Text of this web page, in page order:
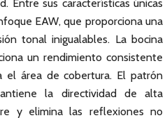
Entre sus características únicas
EAW, que proporciona una
tonal inigualables. La bocina
un rendimiento consistente
el área de cobertura. El patrón
la directividad de alta
y elimina las reflexiones no